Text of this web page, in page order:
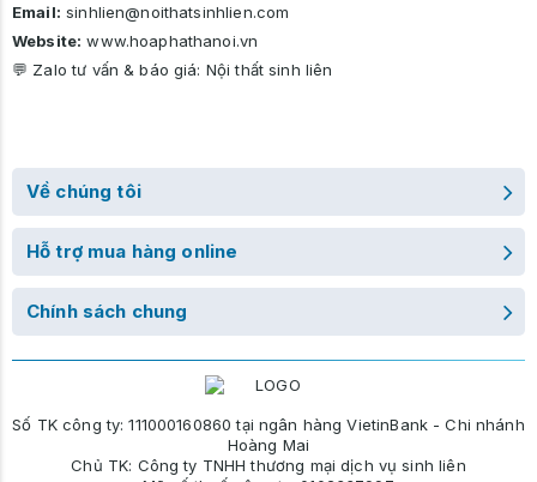
Email: sinhlien@noithatsinhlien.com
Website: www.hoaphathanoi.vn
💬 Zalo tư vấn & báo giá: Nội thất sinh liên
Về chúng tôi
Hỗ trợ mua hàng online
Chính sách chung
Số TK công ty: 111000160860 tại ngân hàng VietinBank - Chi nhánh
Hoàng Mai
Chủ TK: Công ty TNHH thương mại dịch vụ sinh liên